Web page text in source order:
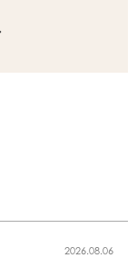
2026.08.06